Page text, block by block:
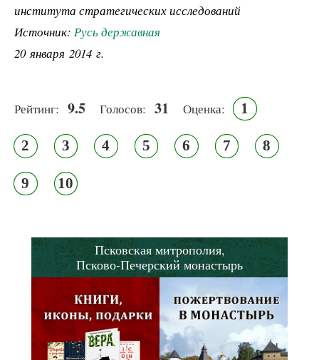
института стратегических исследований
Источник: Русь державная
20 января 2014 г.
Рейтинг: 9.5 Голосов: 31 Оценка: 1
2 3 4 5 6 7 8
9 10
Псковская митрополия,
Псково-Печерский монастырь